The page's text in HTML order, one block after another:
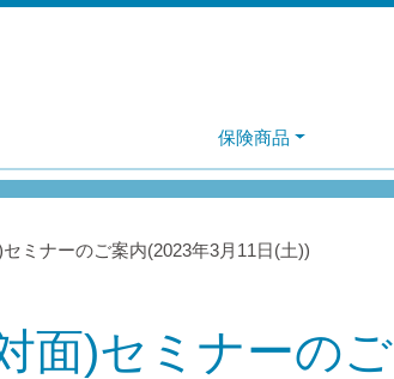
保険商品
ミナーのご案内(2023年3月11日(土))
面)セミナーのご